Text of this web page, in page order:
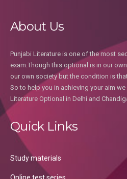
About Us
Punjabi Literature is one of the most
exam.Though this optional is in our
our own society but the condition is
So to help you in achieving your aim
Literature Optional in Delhi and
Quick Links
Study materials
Online test series